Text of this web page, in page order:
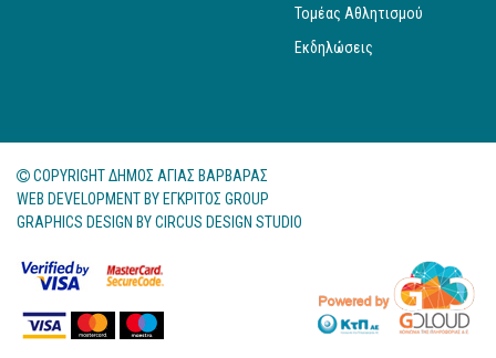
Τομέας Αθλητισμού
Εκδηλώσεις
COPYRIGHT ΔΗΜΟΣ ΑΓΙΑΣ ΒΑΡΒΑΡΑΣ
WEB DEVELOPMENT BY ΕΓΚΡΙΤΟΣ GROUP
GRAPHICS DESIGN BYCIRCUS DESIGN STUDIO